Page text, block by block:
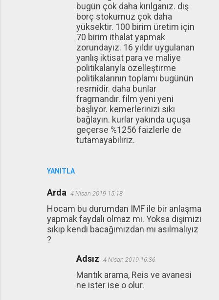
YANITLA
bugün çok daha kırılganız. dış
borç stokumuz çok daha
yüksektir. 100 birim üretim için
70 birim ithalat yapmak
zorundayız. 16 yıldır uygulanan
yanlış iktisat para ve maliye
politikalarıyla özelleştirme
politikalarının toplamı bugünün
resmidir. daha bunlar
fragmandır. film yeni yeni
başlıyor. kemerlerinizi sıkı
bağlayın. kurlar yakında uçuşa
geçerse %1256 faizlerle de
tutamayabiliriz.
Arda 4 Nisan 2019 15:18
Hocam bu durumdan IMF ile bir anlaşma
yapmak faydalı olmaz mı. Yoksa dişimizi
sıkıp kendi bacağımızdan mı asılmalıyız
?
Adsız 4 Nisan 2019 16:36
Mantık arama, Reis ve avanesi
ne ister ise o olur.